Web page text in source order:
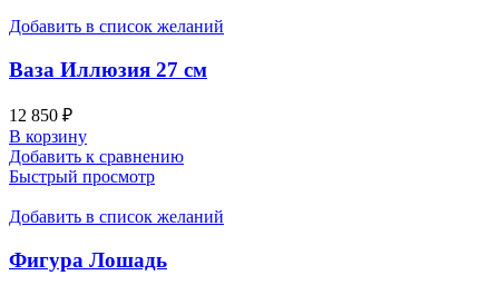
Добавить в список желаний
Ваза Иллюзия 27 см
12 850 ₽
В корзину
Добавить к сравнению
Быстрый просмотр
Добавить в список желаний
Фигура Лошадь